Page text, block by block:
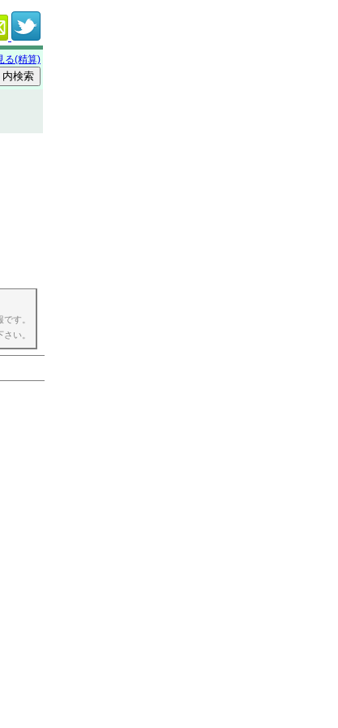
る(精算)
す。
い。